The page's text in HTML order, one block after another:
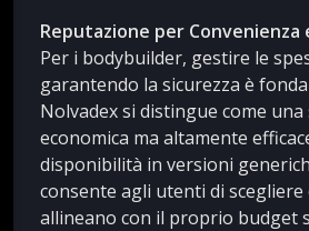
Reputazione per Convenienza
Per i bodybuilder, gestire le
garantendo la sicurezza è
Nolvadex si distingue come una
economica ma altamente
disponibilità in versioni
consente agli utenti di scegliere
allineano con il proprio budget